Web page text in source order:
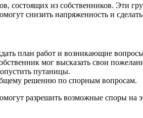
состоящих из собственников. Эти
снизить напряженность и
план работ и возникающие
мог высказать свои
путаницы.
решению по спорным вопросам.
разрешить возможные споры